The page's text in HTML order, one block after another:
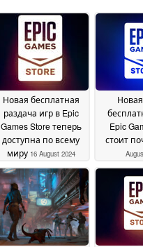
Новая бесплатная
раздача игр в Epic
Games Store теперь
доступна по всему
миру 16 August 2024
Epic
стоит